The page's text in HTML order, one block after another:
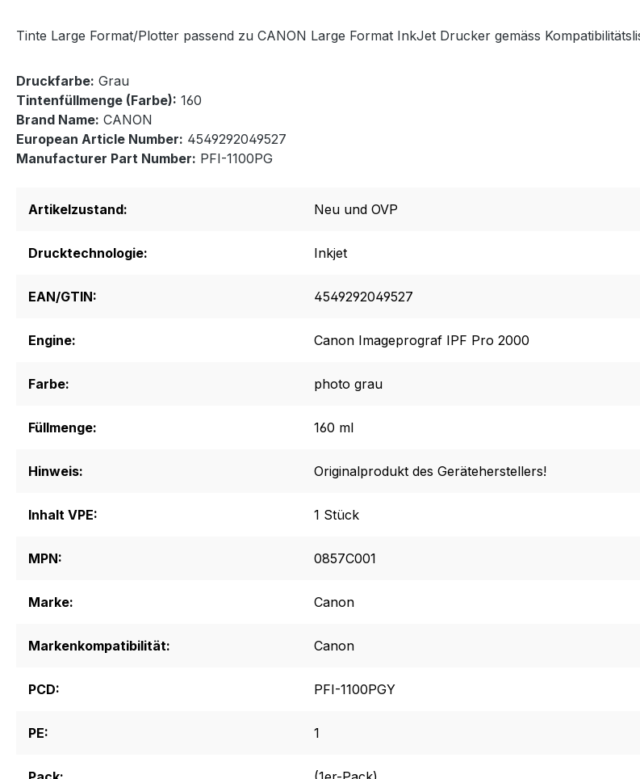
Tinte Large Format/Plotter passend zu CANON Large Format InkJet Drucker gemäss
Druckfarbe: Grau
Tintenfüllmenge (Farbe): 160
Brand Name: CANON
European Article Number: 4549292049527
Manufacturer Part Number: PFI-1100PG
Artikelzustand: Neu und OVP
Drucktechnologie: Inkjet
EAN/GTIN: 4549292049527
Engine: Canon Imageprograf IPF Pro 2000
Farbe: photo grau
Füllmenge: 160 ml
Hinweis: Originalprodukt des Geräteherstellers!
Inhalt VPE: 1 Stück
MPN: 0857C001
Marke: Canon
Markenkompatibilität: Canon
PCD: PFI-1100PGY
PE: 1